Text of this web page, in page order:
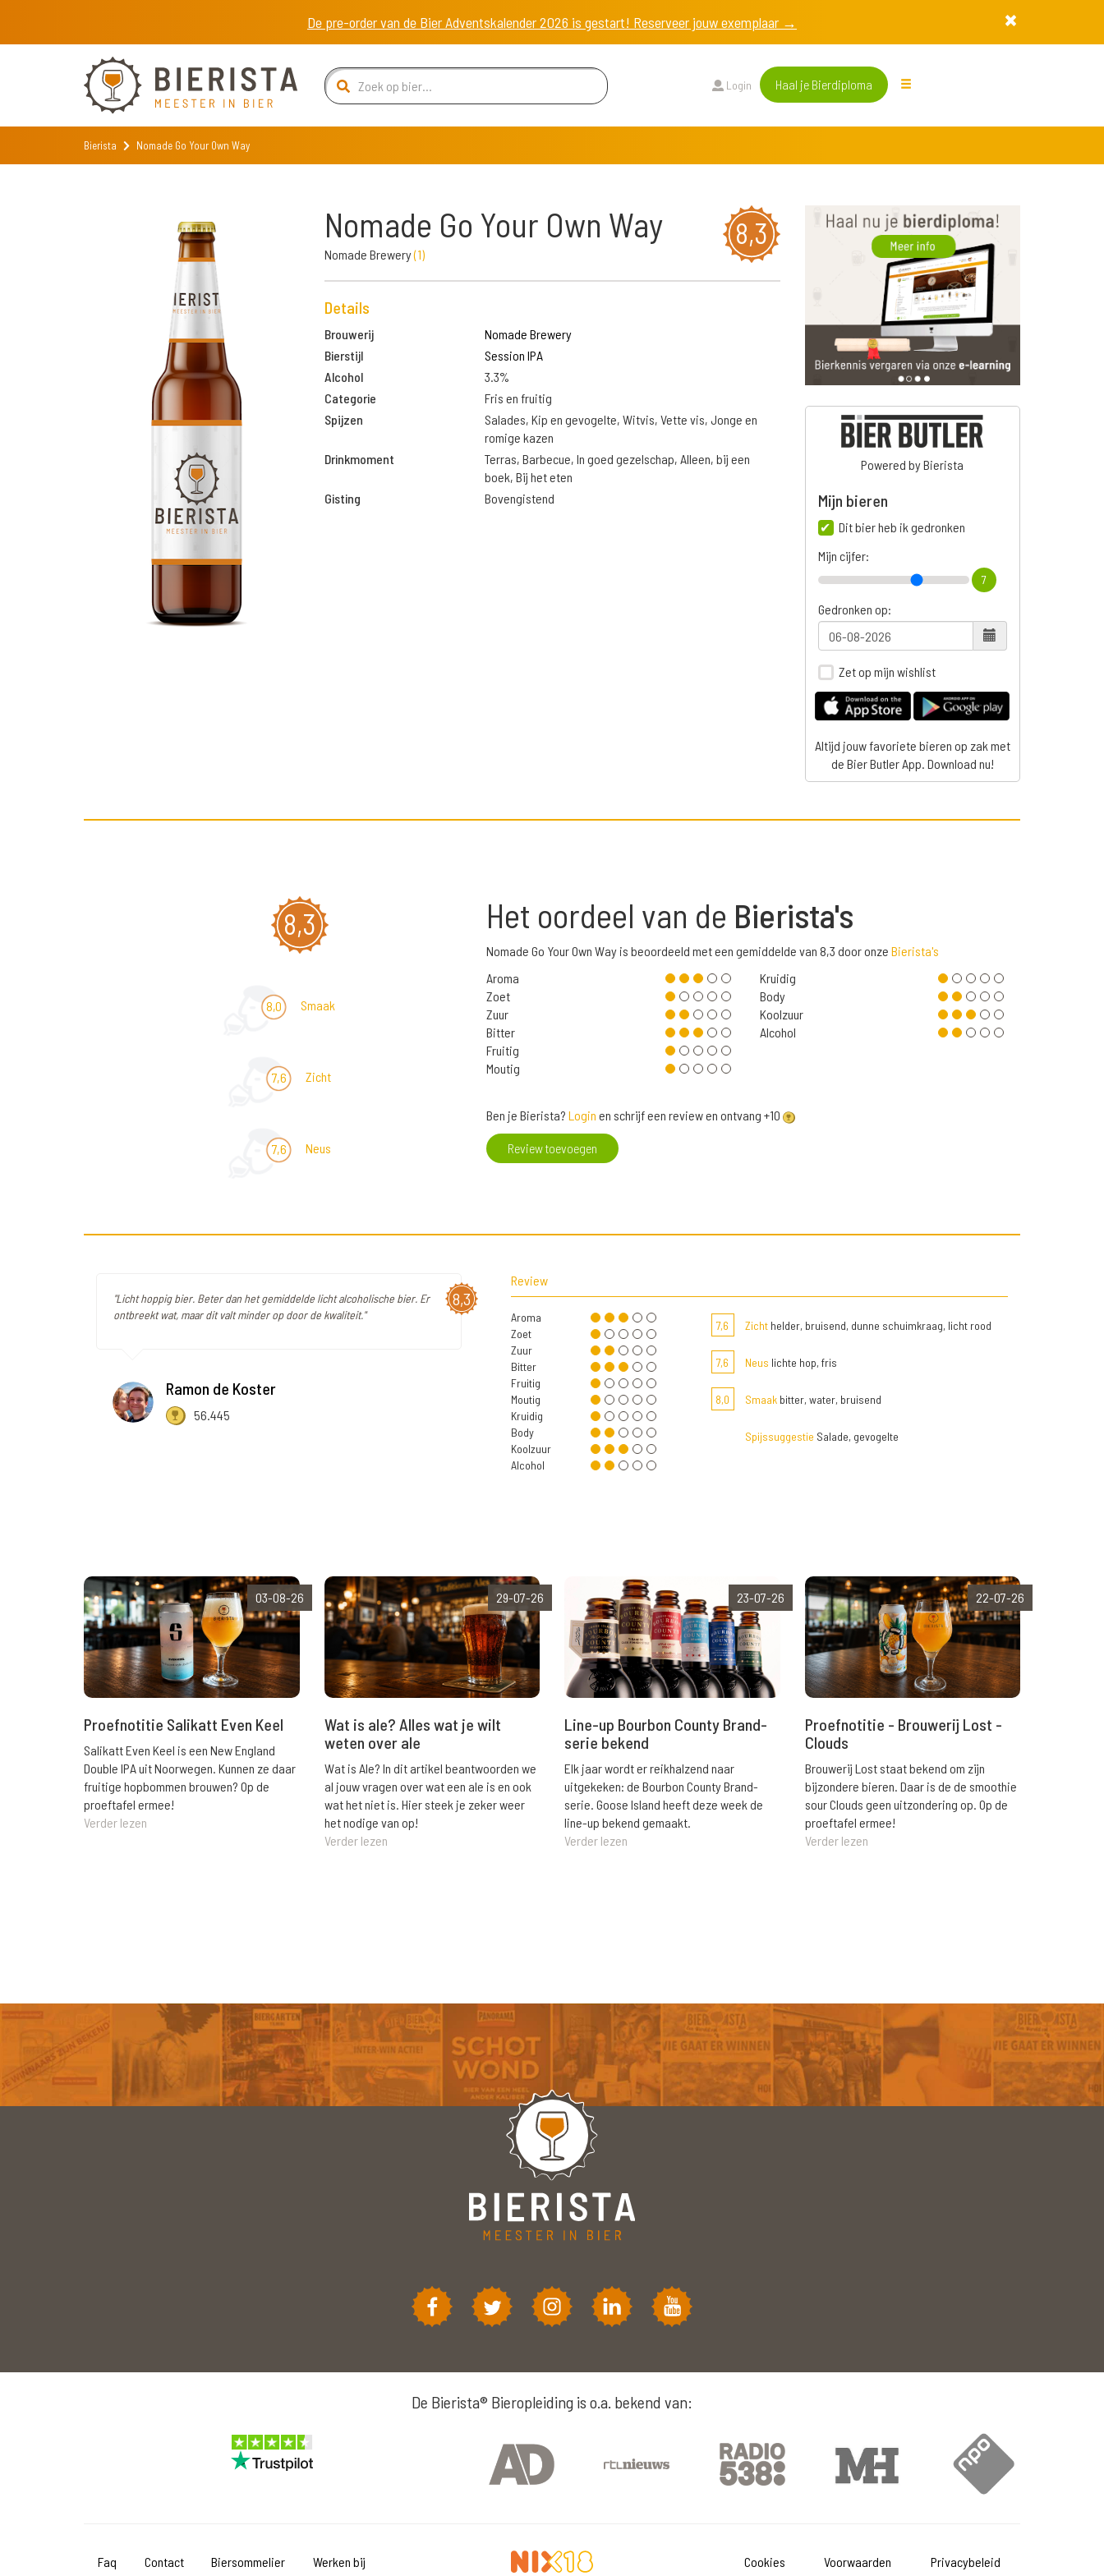
De pre-order van de Bier Adventskalender 2026 is gestart! Reserveer jouw exemplaar →
Login Haal je Bierdiploma
Bierista Nomade Go Your Own Way
8,3
Nomade Go Your Own Way
Nomade Brewery(1)
Details
Brouwerij
Nomade Brewery
Bierstijl
Session IPA
Alcohol
3.3%
Categorie
Fris en fruitig
Spijzen
Salades, Kip en gevogelte, Witvis, Vette vis, Jonge en
romige kazen
Drinkmoment
Terras, Barbecue, In goed gezelschap, Alleen, bij een
boek, Bij het eten
Gisting
Bovengistend
Powered by Bierista
Mijn bieren
Dit bier heb ik gedronken
Mijn cijfer:
7
Gedronken op:
Zet op mijn wishlist
Altijd jouw favoriete bieren op zak met
de Bier Butler App. Download nu!
8,3
8,0 Smaak
7,6 Zicht
7,6 Neus
Het oordeel van de Bierista's
Nomade Go Your Own Way is beoordeeld met een gemiddelde van 8,3 door onze Bierista's
Aroma
Zoet
Zuur
Bitter
Fruitig
Moutig
Kruidig
Body
Koolzuur
Alcohol
Ben je Bierista? Login en schrijf een review en ontvang +10
Review toevoegen
8,3
"Licht hoppig bier. Beter dan het gemiddelde licht alcoholische bier. Er
ontbreekt wat, maar dit valt minder op door de kwaliteit."
Ramon de Koster
56.445
Review
Aroma
Zoet
Zuur
Bitter
Fruitig
Moutig
Kruidig
Body
Koolzuur
Alcohol
7,6 Zichthelder, bruisend, dunne schuimkraag, licht rood
7,6 Neus lichte hop, fris
8,0 Smaakbitter, water, bruisend
Spijssuggestie Salade, gevogelte
03-08-26
Proefnotitie Salikatt Even Keel
Salikatt Even Keel is een New England
Double IPA uit Noorwegen. Kunnen ze daar
fruitige hopbommen brouwen? Op de
proeftafel ermee!
Verder lezen
29-07-26
Wat is ale? Alles wat je wilt
weten over ale
Wat is Ale? In dit artikel beantwoorden we
al jouw vragen over wat een ale is en ook
wat het niet is. Hier steek je zeker weer
het nodige van op!
Verder lezen
23-07-26
Line-up Bourbon County Brand-
serie bekend
Elk jaar wordt er reikhalzend naar
uitgekeken: de Bourbon County Brand-
serie. Goose Island heeft deze week de
line-up bekend gemaakt.
Verder lezen
22-07-26
Proefnotitie - Brouwerij Lost -
Clouds
Brouwerij Lost staat bekend om zijn
bijzondere bieren. Daar is de de smoothie
sour Clouds geen uitzondering op. Op de
proeftafel ermee!
Verder lezen
De Bierista® Bieropleiding is o.a. bekend van:
Faq Contact Biersommelier Werken bij Cookies Voorwaarden Privacybeleid